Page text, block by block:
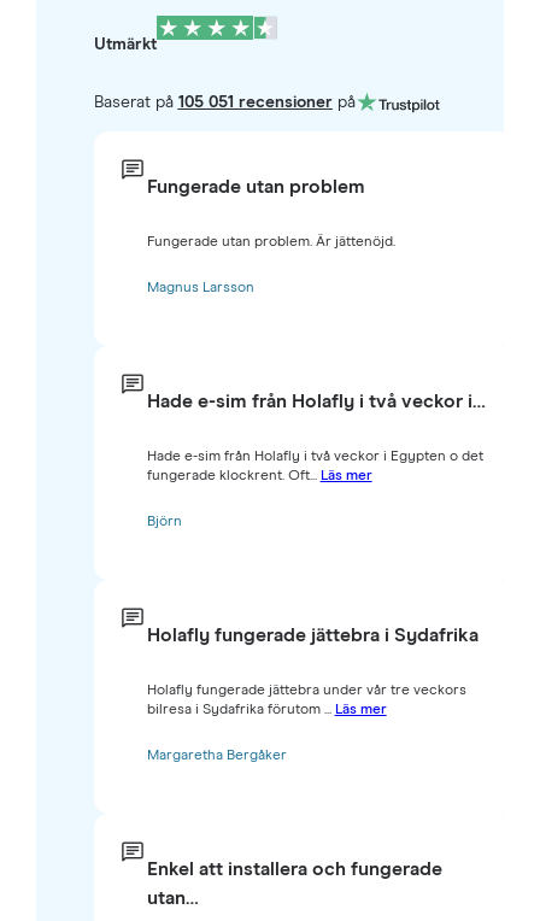
Utmärkt
Baserat på 105 051 recensionerpå
Fungerade utan problem
Fungerade utan problem. Är jättenöjd.
Magnus Larsson
Hade e-sim från Holafly i två veckor i…
Hade e-sim från Holafly i två veckor i Egypten o det
fungerade klockrent. Oft... Läs mer
Björn
Holafly fungerade jättebra i Sydafrika
Holafly fungerade jättebra under vår tre veckors
bilresa i Sydafrika förutom ... Läs mer
Margaretha Bergåker
Enkel att installera och fungerade
utan…